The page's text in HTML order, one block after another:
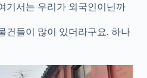
기서는 우리가 외국인이닌까
건들이 많이 있더라구요. 하나